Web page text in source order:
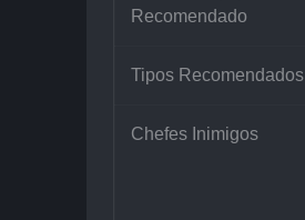
Recomendado
Tipos Recomendados
Chefes Inimigos